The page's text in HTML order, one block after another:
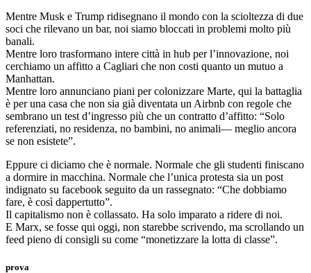
Mentre Musk e Trump ridisegnano il mondo con la scioltezza di due
soci che rilevano un bar, noi siamo bloccati in problemi molto più
banali.
Mentre loro trasformano intere città in hub per l’innovazione, noi
cerchiamo un affitto a Cagliari che non costi quanto un mutuo a
Manhattan.
Mentre loro annunciano piani per colonizzare Marte, qui la battaglia
è per una casa che non sia già diventata un Airbnb con regole che
sembrano un test d’ingresso più che un contratto d’affitto: “Solo
referenziati, no residenza, no bambini, no animali— meglio ancora
se non esistete”.
Eppure ci diciamo che è normale. Normale che gli studenti finiscano
a dormire in macchina. Normale che l’unica protesta sia un post
indignato su facebook seguito da un rassegnato: “Che dobbiamo
fare, è così dappertutto”.
Il capitalismo non è collassato. Ha solo imparato a ridere di noi.
E Marx, se fosse qui oggi, non starebbe scrivendo, ma scrollando un
feed pieno di consigli su come “monetizzare la lotta di classe”.
prova